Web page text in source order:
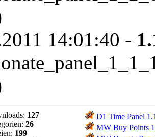
14:01:40 -
127
26
199
D1 Time Panel
MW Buy Points